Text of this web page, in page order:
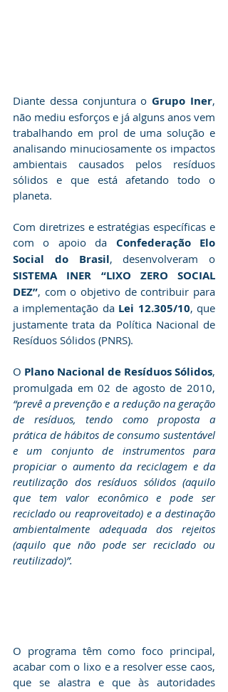
Diante dessa conjuntura o Grupo Iner,
não mediu esforços e já alguns anos vem
trabalhando em prol de uma solução e
analisando minuciosamente os impactos
ambientais causados pelos resíduos
sólidos e que está afetando todo o
planeta.
Com diretrizes e estratégias específicas e
com o apoio da Confederação Elo
Social do Brasil
SISTEMA INER “LIXO ZERO SOCIAL
DEZ”, com o objetivo de contribuir para
a implementação da Lei 12.305/10, que
justamente trata da Política Nacional de
Resíduos Sólidos (PNRS).
O Plano Nacional de Resíduos Sólidos,
“prevê a prevenção e a redução na geração
de resíduos, tendo como proposta a
prática de hábitos de consumo sustentável
e um conjunto de instrumentos para
propiciar o aumento da reciclagem e da
reutilização dos resíduos sólidos (aquilo
que tem valor econômico e pode ser
reciclado ou reaproveitado) e a destinação
ambientalmente adequada dos rejeitos
(aquilo que não pode ser reciclado ou
reutilizado)”.
O programa têm como foco principal,
acabar com o lixo e a resolver esse caos,
que se alastra e que às autoridades